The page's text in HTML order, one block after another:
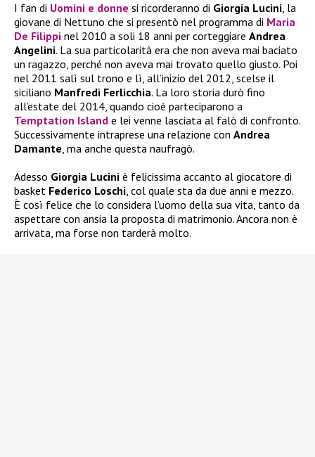
I fan di Uomini e donne si ricorderanno di Giorgia Lucini, la
giovane di Nettuno che si presentò nel programma di Maria
De Filippi nel 2010 a soli 18 anni per corteggiare Andrea
Angelini. La sua particolarità era che non aveva mai baciato
un ragazzo, perché non aveva mai trovato quello giusto. Poi
nel 2011 salì sul trono e lì, all’inizio del 2012, scelse il
siciliano Manfredi Ferlicchia. La loro storia durò fino
all’estate del 2014, quando cioè parteciparono a
Temptation Island e lei venne lasciata al falò di confronto.
Successivamente intraprese una relazione con Andrea
Damante, ma anche questa naufragò.
Adesso Giorgia Lucini è felicissima accanto al giocatore di
basket Federico Loschi, col quale sta da due anni e mezzo.
È così felice che lo considera l’uomo della sua vita, tanto da
aspettare con ansia la proposta di matrimonio. Ancora non è
arrivata, ma forse non tarderà molto.